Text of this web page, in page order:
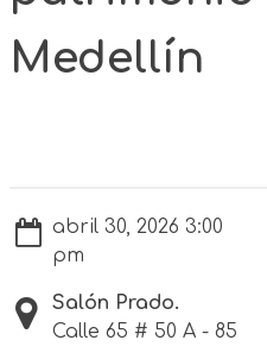
Medellín
abril 30, 2026 3:00
pm
Salón Prado.
Calle 65 # 50 A - 85